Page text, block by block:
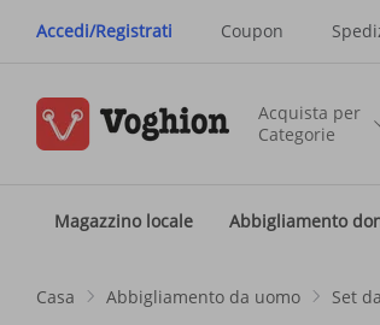
Accedi/Registrati Coupon
Acquista per
Categorie
Magazzino locale Abbigliamento
Casa Abbigliamento da uomo Set